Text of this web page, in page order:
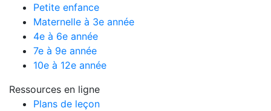
Petite enfance
Maternelle à 3e année
4e à 6e année
7e à 9e année
10e à 12e année
Ressources en ligne
Plans de leçon